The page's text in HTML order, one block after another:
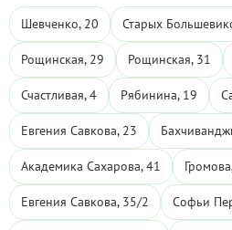
Шевченко, 20 Старых
Рощинская, 29 Рощинская, 31
Счастливая, 4 Рябинина, 19
Евгения Савкова, 23
Академика Сахарова, 41
Евгения Савкова, 35/2 Софьи